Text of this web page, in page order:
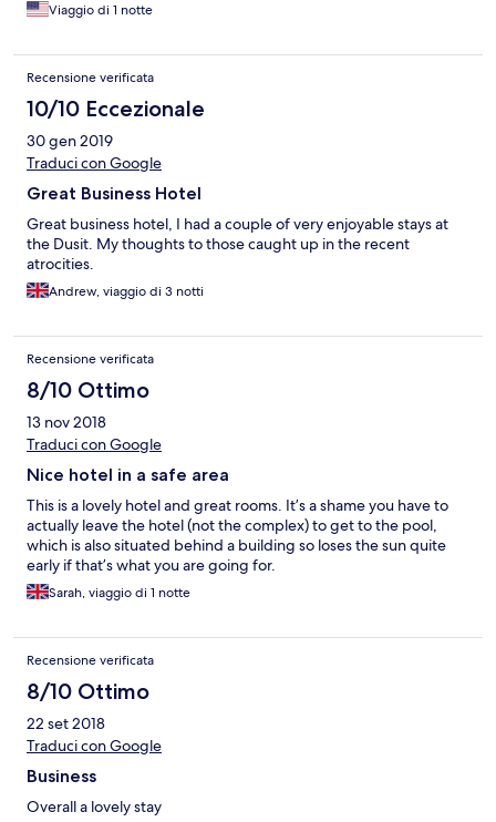
Viaggio di 1 notte
Recensione verificata
10/10 Eccezionale
30 gen 2019
Traduci con Google
Great Business Hotel
Great business hotel, I had a couple of very enjoyable stays at
the Dusit. My thoughts to those caught up in the recent
atrocities.
Andrew, viaggio di 3 notti
Recensione verificata
8/10 Ottimo
13 nov 2018
Traduci con Google
Nice hotel in a safe area
This is a lovely hotel and great rooms. It’s a shame you have to
actually leave the hotel (not the complex) to get to the pool,
which is also situated behind a building so loses the sun quite
early if that’s what you are going for.
Sarah, viaggio di 1 notte
Recensione verificata
8/10 Ottimo
22 set 2018
Traduci con Google
Business
Overall a lovely stay